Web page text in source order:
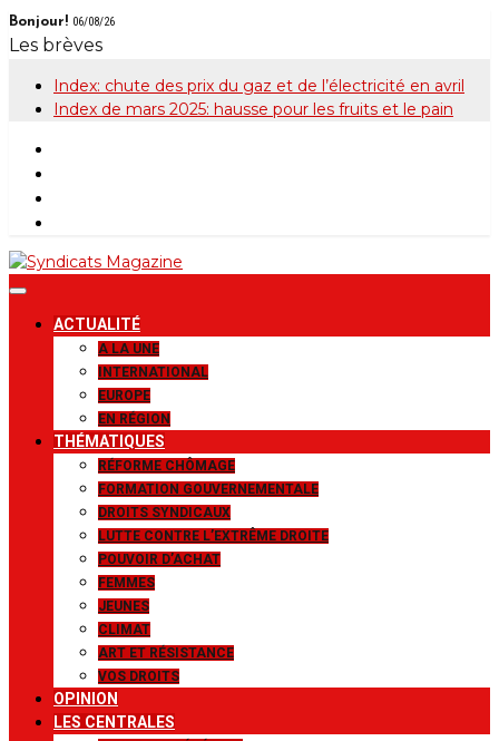
Skip
to
Bonjour! 06/08/26
Les brèves
Index: chute des prix du gaz et de l’électricité en avril
Index de mars 2025: hausse pour les fruits et le pain
Syndicats
Magazine
Le magazine de la FGTB
ACTUALITÉ
A LA UNE
INTERNATIONAL
EUROPE
EN RÉGION
THÉMATIQUES
RÉFORME CHÔMAGE
FORMATION GOUVERNEMENTALE
DROITS SYNDICAUX
LUTTE CONTRE L’EXTRÊME DROITE
POUVOIR D’ACHAT
FEMMES
JEUNES
CLIMAT
ART ET RÉSISTANCE
VOS DROITS
OPINION
LES CENTRALES